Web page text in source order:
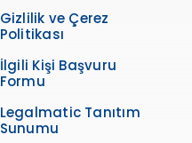
Gizlilik ve Çerez
Politikası
İlgili Kişi Başvuru
Formu
Legalmatic Tanıtım
Sunumu